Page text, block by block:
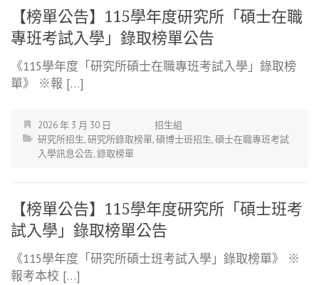
【榜單公告】115學年度研究所「碩士在職
專班考試入學」錄取榜單公告
《115學年度「研究所碩士在職專班考試入學」錄取榜
單》 ※報 […]
2026 年 3 月 30 日
招生組
研究所招生,研究所錄取榜單,碩博士班招生,碩士在職專班考試
入學訊息公告,錄取榜單
【榜單公告】115學年度研究所「碩士班考
試入學」錄取榜單公告
《115學年度「研究所碩士班考試入學」錄取榜單》 ※
報考本校 […]